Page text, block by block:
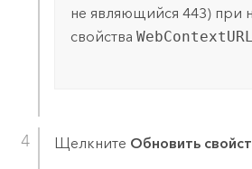
не являющийся 443) при
свойства WebContextURL
Щелкните Обновить